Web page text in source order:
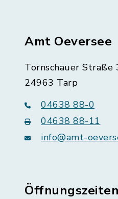
Amt Oeversee
Tornschauer Straße
24963 Tarp
04638 88-0
04638 88-11
info@amt-
Öffnungszeiten